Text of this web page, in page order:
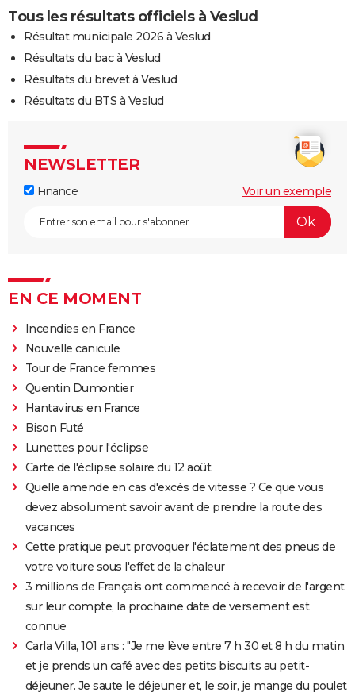
Tous les résultats officiels à Veslud
Résultat municipale 2026 à Veslud
Résultats du bac à Veslud
Résultats du brevet à Veslud
Résultats du BTS à Veslud
NEWSLETTER
Finance Voir un exemple
EN CE MOMENT
Incendies en France
Nouvelle canicule
Tour de France femmes
Quentin Dumontier
Hantavirus en France
Bison Futé
Lunettes pour l'éclipse
Carte de l'éclipse solaire du 12 août
Quelle amende en cas d'excès de vitesse ? Ce que vous
devez absolument savoir avant de prendre la route des
vacances
Cette pratique peut provoquer l'éclatement des pneus de
votre voiture sous l'effet de la chaleur
3 millions de Français ont commencé à recevoir de l'argent
sur leur compte, la prochaine date de versement est
connue
Carla Villa, 101 ans : "Je me lève entre 7 h 30 et 8 h du matin
et je prends un café avec des petits biscuits au petit-
déjeuner. Je saute le déjeuner et, le soir, je mange du poulet